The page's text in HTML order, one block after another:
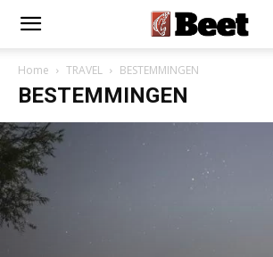
Home TRAVEL BESTEMMINGEN
BESTEMMINGEN